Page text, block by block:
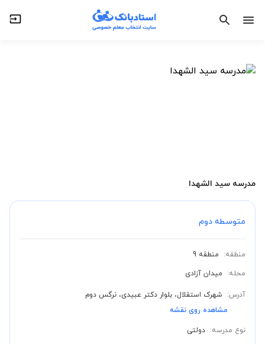
مدرسه سید الشهدا
متوسطه دوم
منطقه:
منطقه 9
محله:
میدان آزادی
آدرس:
شهرک استقلال، بلوار دکتر عبیدی، نرگس دوم
مشاهده روی نقشه
نوع مدرسه: دولتی